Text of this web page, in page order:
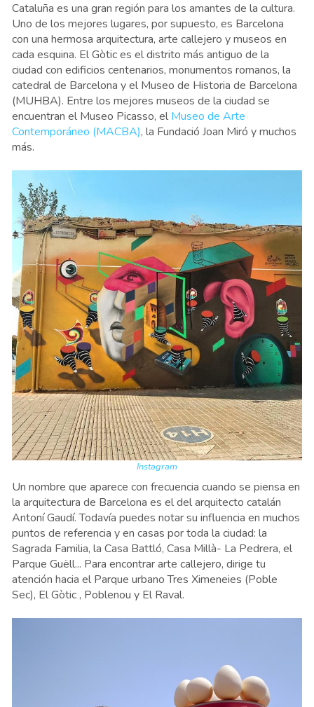
Cataluña es una gran región para los amantes de la cultura.
Uno de los mejores lugares, por supuesto, es Barcelona
con una hermosa arquitectura, arte callejero y museos en
cada esquina. El Gòtic es el distrito más antiguo de la
ciudad con edificios centenarios, monumentos romanos, la
catedral de Barcelona y el Museo de Historia de Barcelona
(MUHBA). Entre los mejores museos de la ciudad se
encuentran el Museo Picasso, el Museo de Arte
Contemporáneo (MACBA), la Fundació Joan Miró y muchos
más.
Instagram
Un nombre que aparece con frecuencia cuando se piensa en
la arquitectura de Barcelona es el del arquitecto catalán
Antoní Gaudí. Todavía puedes notar su influencia en muchos
puntos de referencia y en casas por toda la ciudad: la
Sagrada Familia, la Casa Battló, Casa Millà- La Pedrera, el
Parque Guëll... Para encontrar arte callejero, dirige tu
atención hacia el Parque urbano Tres Ximeneies (Poble
Sec), El Gòtic , Poblenou y El Raval.